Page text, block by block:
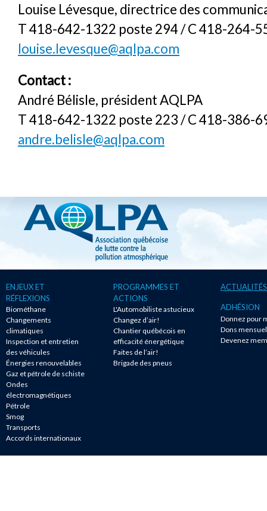
Louise Lévesque, directrice des
T 418-642-1322 poste 294 / C 418-264-
louise.levesque@aqlpa.com
Contact :
André Bélisle, président AQLPA
T 418-642-1322 poste 223 / C 418-386-
andre.belisle@aqlpa.com
ENJEUX ET
RÉFLEXIONS
Biométhane
Changements
climatiques
Inspection et entretien
des véhicules
Énergies renouvelables
Gaz et pétrole de schiste
Ondes
électromagnétiques
Pétrole
Smog
Transports
Accords internationaux
PROGRAMMES ET
ACTIONS
L'Automobiliste astucieux
Changez d’air!
Chantier québécois en
efficacité énergétique
Faites de l’air!
Brigade des pneus
ACTUALITÉS
ADHÉSION
Donnez pour
Dons
Devenez